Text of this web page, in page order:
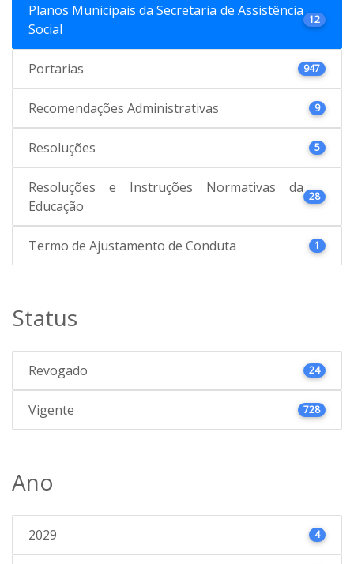
Planos Municipais da Secretaria de Assistência
Social
12
Portarias 947
Recomendações Administrativas 9
Resoluções 5
Resoluções e Instruções Normativas da
Educação
28
Termo de Ajustamento de Conduta 1
Status
Revogado 24
Vigente 728
Ano
2029 4